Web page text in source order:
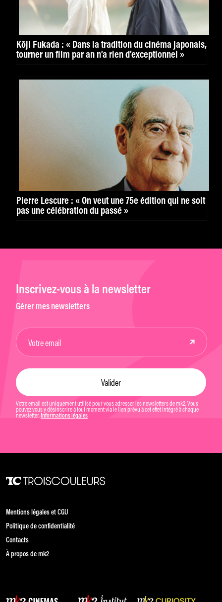
Kōji Fukada : « Dans la tradition du cinéma japonais,
tourner un film par an n’a rien d’exceptionnel »
Pierre Lescure : « On veut une 75e édition qui ne soit
pas une célébration du passé »
Inscrivez-vous à la newsletter
Gérer mes newsletters
Votre email est uniquement utilisé pour vous adresser les newsletters de mk2. Vous
pouvez vous y désinscrire à tout moment via le lien prévu à cet effet intégré à chaque
newsletter. Informations légales
Mentions légales et CGU
Politique de confidentialité
Contacts
À propos de mk2